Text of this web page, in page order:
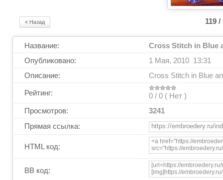
« Назад 119 /
Название:
Cross Stitch in Blue
Опубликовано:
1 Мая, 2010 13:31
Описание:
Cross Stitch in Blue
Рейтинг: 0 / 0 ( Нет )
Просмотров:
3241
Прямая ссылка:
HTML код:
BB код: